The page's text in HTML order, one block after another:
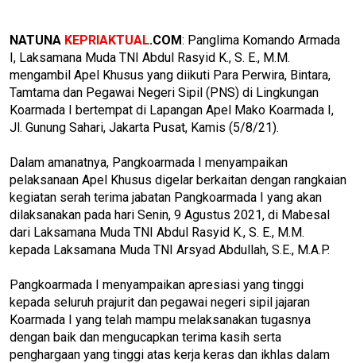
NATUNA KEPRIAKTUAL.COM: Panglima Komando Armada
I, Laksamana Muda TNI Abdul Rasyid K., S. E., M.M.
mengambil Apel Khusus yang diikuti Para Perwira, Bintara,
Tamtama dan Pegawai Negeri Sipil (PNS) di Lingkungan
Koarmada I bertempat di Lapangan Apel Mako Koarmada I,
Jl. Gunung Sahari, Jakarta Pusat, Kamis (5/8/21).
Dalam amanatnya, Pangkoarmada I menyampaikan
pelaksanaan Apel Khusus digelar berkaitan dengan rangkaian
kegiatan serah terima jabatan Pangkoarmada I yang akan
dilaksanakan pada hari Senin, 9 Agustus 2021, di Mabesal
dari Laksamana Muda TNI Abdul Rasyid K., S. E., M.M.
kepada Laksamana Muda TNI Arsyad Abdullah, S.E., M.A.P.
Pangkoarmada I menyampaikan apresiasi yang tinggi
kepada seluruh prajurit dan pegawai negeri sipil jajaran
Koarmada I yang telah mampu melaksanakan tugasnya
dengan baik dan mengucapkan terima kasih serta
penghargaan yang tinggi atas kerja keras dan ikhlas dalam